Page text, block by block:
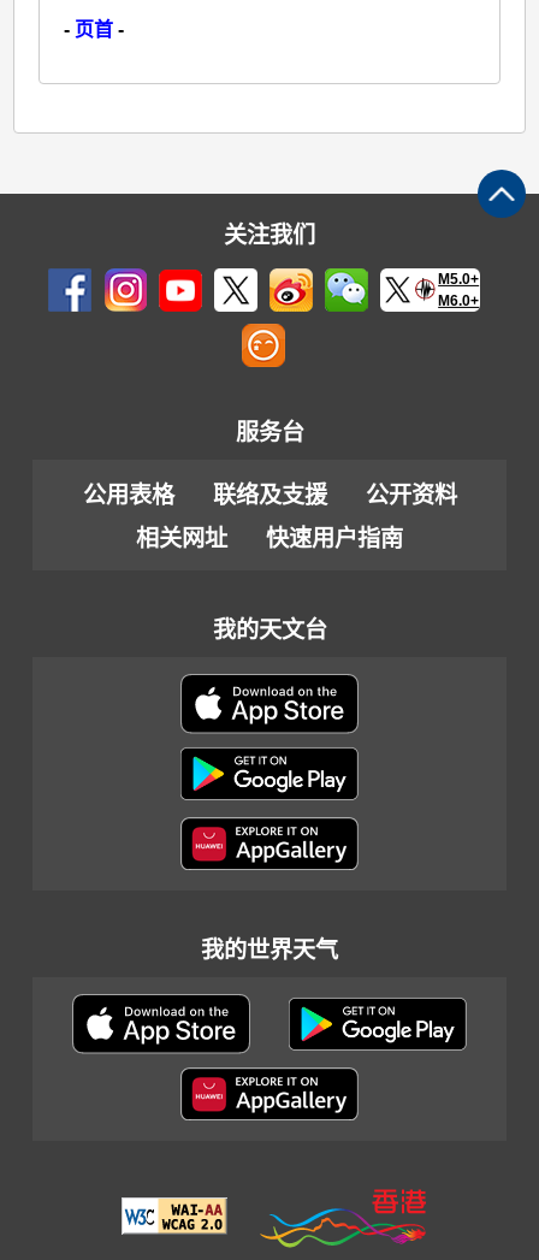
- 页首 -
关注我们
M5.0+
M6.0+
服务台
公用表格 联络及支援
公开资料
相关网址
快速用户指南
我的天文台
我的世界天气